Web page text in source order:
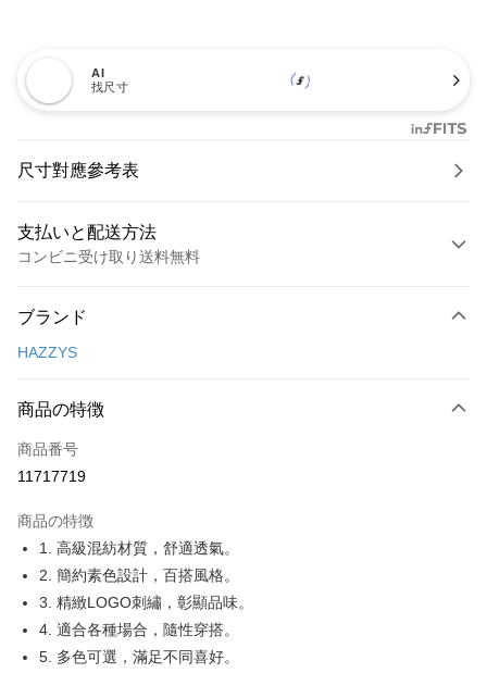
AI
找尺寸
尺寸對應參考表
支払いと配送方法
コンビニ受け取り送料無料
クレジットカード1回払い
LINE Pay
Apple Pay
Easy Wallet
OP Pay Later
説明
【OP Pay Later 使用説明】
1. 本サービスは台湾大哥大によって提供され、台湾大哥大のユーザーは追
加の申請なしで即時に利用可能です。
AFTEE代金後払い
説明
ブランド
HAZZYS
商品の特徴
商品番号
11717719
商品の特徴
1. 高級混紡材質，舒適透氣。
2. 簡約素色設計，百搭風格。
3. 精緻LOGO刺繡，彰顯品味。
4. 適合各種場合，隨性穿搭。
5. 多色可選，滿足不同喜好。